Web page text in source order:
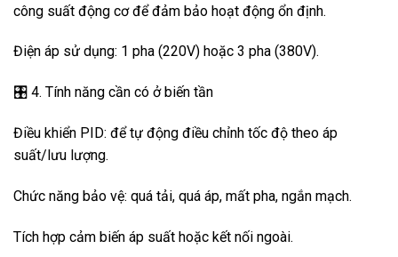
công suất động cơ để đảm bảo hoạt động ổn định.
Điện áp sử dụng: 1 pha (220V) hoặc 3 pha (380V).
🎛️ 4. Tính năng cần có ở biến tần
Điều khiển PID: để tự động điều chỉnh tốc độ theo áp
suất/lưu lượng.
Chức năng bảo vệ: quá tải, quá áp, mất pha, ngắn mạch.
Tích hợp cảm biến áp suất hoặc kết nối ngoài.